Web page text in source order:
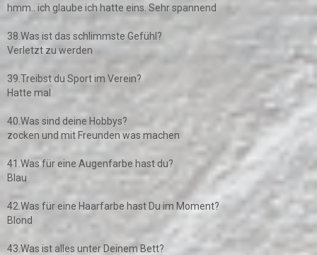
hmm.. ich glaube ich hatte eins. Sehr spannend
38.Was ist das schlimmste Gefühl?
Verletzt zu werden
39.Treibst du Sport im Verein?
Hatte mal
40.Was sind deine Hobbys?
zocken und mit Freunden was machen
41.Was für eine Augenfarbe hast du?
Blau
42.Was für eine Haarfarbe hast Du im Moment?
Blond
43.Was ist alles unter Deinem Bett?